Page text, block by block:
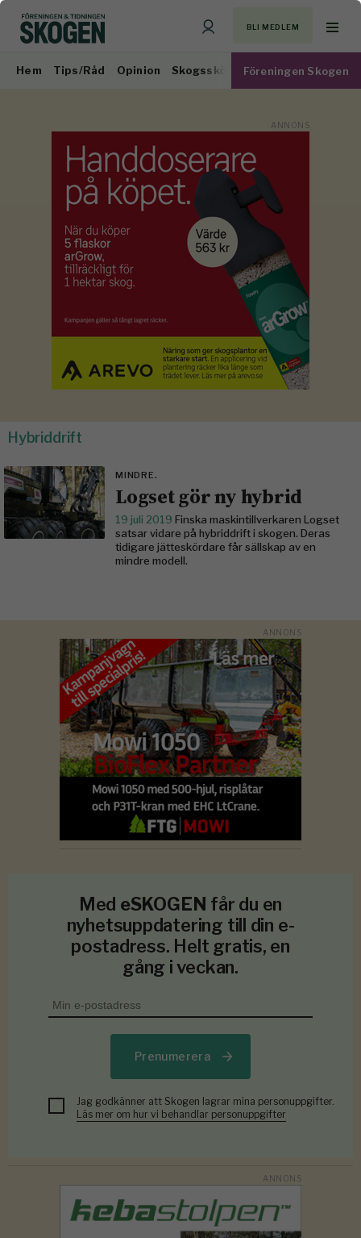
BLI MEDLEM
Hem Tips/Råd Opinion Skogsskötsel Virkesmarknad
Föreningen Skogen
Hybriddrift
MINDRE.
Logset gör ny hybrid
19 juli 2019 Finska maskintillverkaren Logset
satsar vidare på hybriddrift i skogen. Deras
tidigare jätteskördare får sällskap av en
mindre modell.
Med eSKOGEN får du en
nyhetsuppdatering till din e-
postadress. Helt gratis, en
gång i veckan.
Prenumerera
Jag godkänner att Skogen lagrar mina personuppgifter.
Läs mer om hur vi behandlar personuppgifter